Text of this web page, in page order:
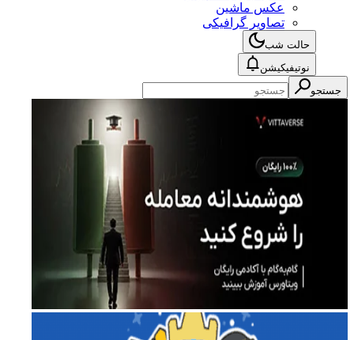
عکس ماشین
تصاویر گرافیکی
حالت شب
نوتیفیکیشن
جستجو